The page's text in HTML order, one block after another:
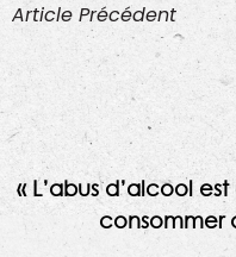
Article Précédent
« L’abus d’alcool
consommer